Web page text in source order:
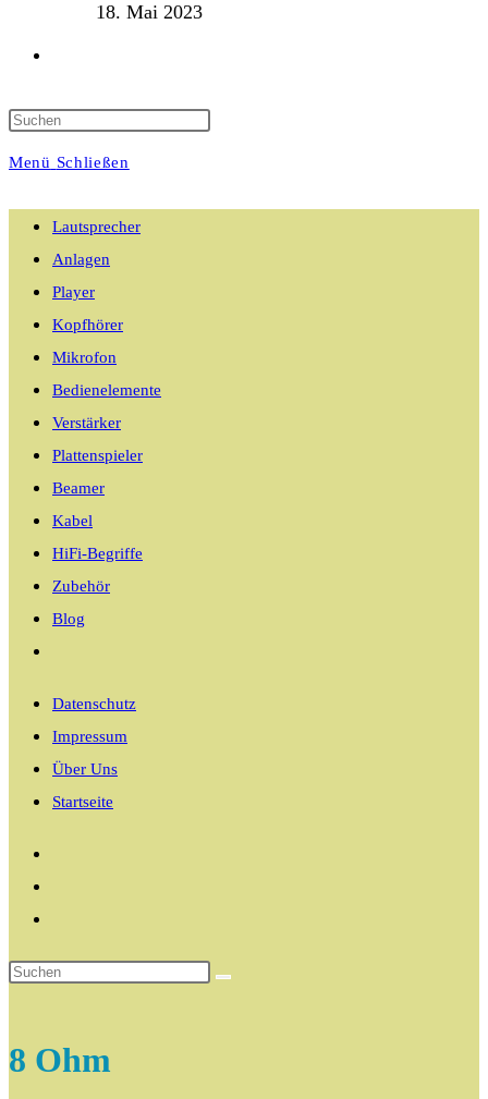
18. Mai 2023
Suche
umschalten
Menü Schließen
Lautsprecher
Anlagen
Player
Kopfhörer
Mikrofon
Bedienelemente
Verstärker
Plattenspieler
Beamer
Kabel
HiFi-Begriffe
Zubehör
Blog
umschalten
Datenschutz
Impressum
Über Uns
Startseite
8 Ohm